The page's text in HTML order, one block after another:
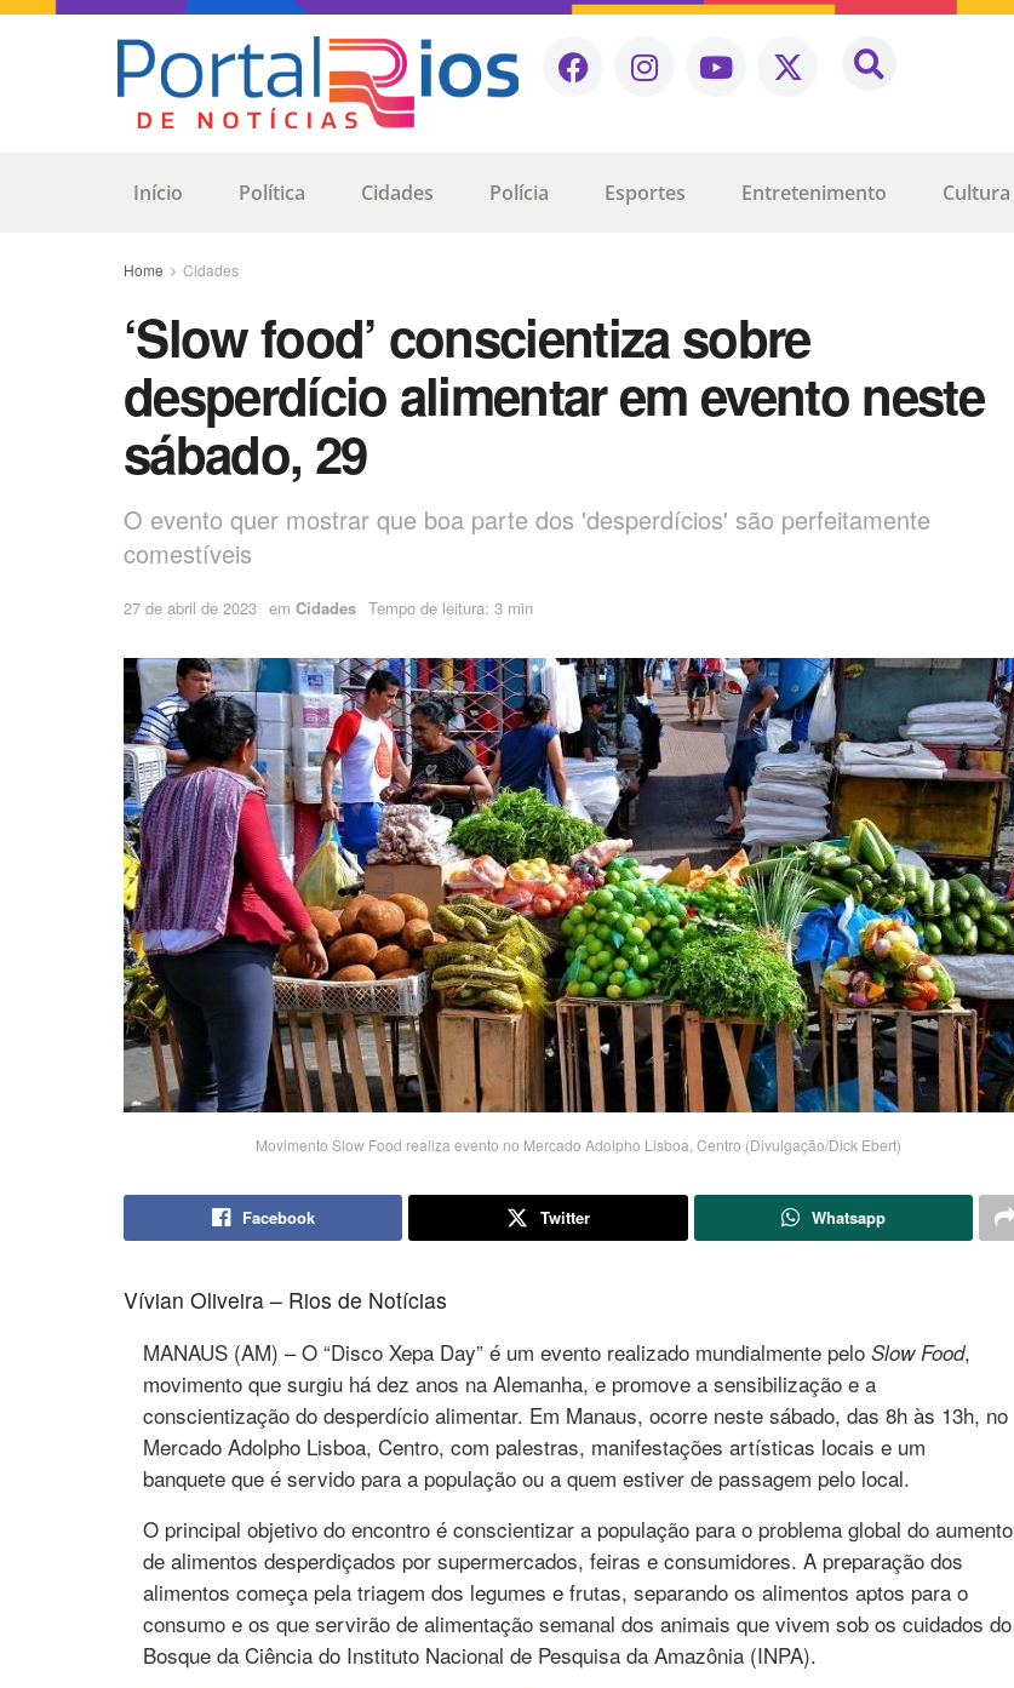
Início Política Cidades Polícia Esportes Entretenimento Cultura
Home Cidades
‘Slow food’ conscientiza sobre
desperdício alimentar em evento neste
sábado, 29
O evento quer mostrar que boa parte dos 'desperdícios' são perfeitamente
comestíveis
27 de abril de 2023 em Cidades Tempo de leitura: 3 min
Movimento Slow Food realiza evento no Mercado Adolpho Lisboa, Centro (Divulgação/Dick Ebert)
Facebook Twitter Whatsapp
Vívian Oliveira – Rios de Notícias
MANAUS (AM) – O “Disco Xepa Day” é um evento realizado mundialmente pelo Slow Food,
movimento que surgiu há dez anos na Alemanha, e promove a sensibilização e a
conscientização do desperdício alimentar. Em Manaus, ocorre neste sábado, das 8h às 13h, no
Mercado Adolpho Lisboa, Centro, com palestras, manifestações artísticas locais e um
banquete que é servido para a população ou a quem estiver de passagem pelo local.
O principal objetivo do encontro é conscientizar a população para o problema global do aumento
de alimentos desperdiçados por supermercados, feiras e consumidores. A preparação dos
alimentos começa pela triagem dos legumes e frutas, separando os alimentos aptos para o
consumo e os que servirão de alimentação semanal dos animais que vivem sob os cuidados do
Bosque da Ciência do Instituto Nacional de Pesquisa da Amazônia (INPA).